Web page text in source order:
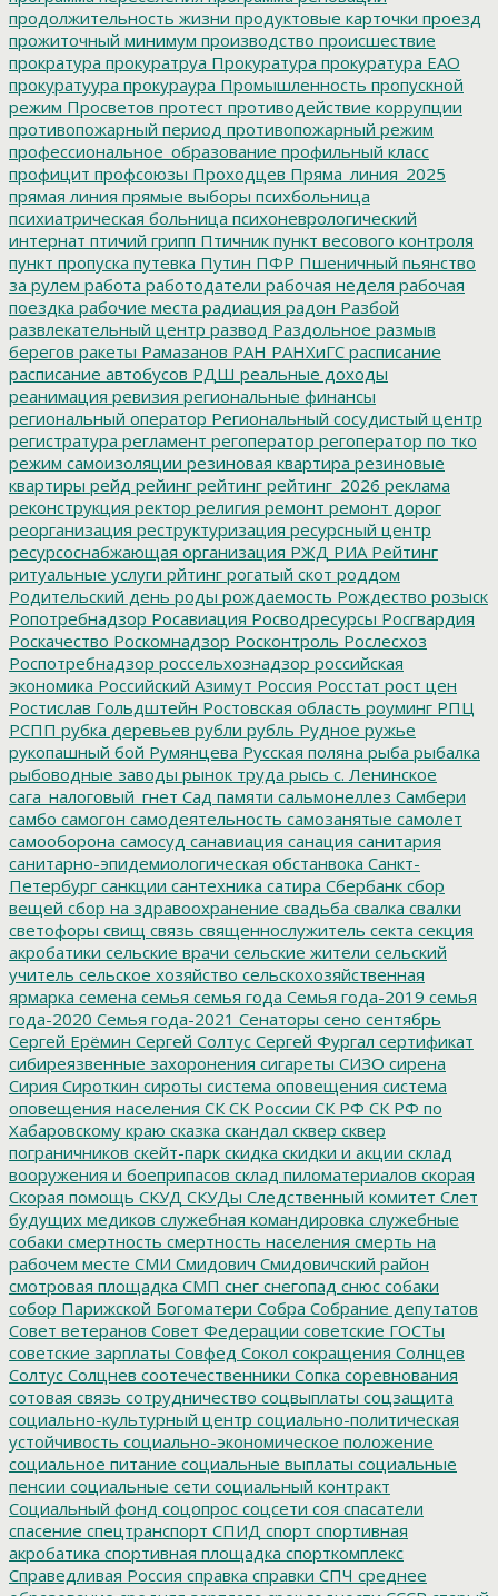
продолжительность жизни продуктовые карточки проезд
прожиточный минимум производство происшествие
прократура прокуратруа Прокуратура прокуратура ЕАО
прокуратуура прокураура Промышленность пропускной
режим Просветов протест противодействие коррупции
противопожарный период противопожарный режим
профессиональное_образование профильный класс
профицит профсоюзы Проходцев Пряма_линия_2025
прямая линия прямые выборы психбольница
психиатрическая больница психоневрологический
интернат птичий грипп Птичник пункт весового контроля
пункт пропуска путевка Путин ПФР Пшеничный пьянство
за рулем работа работодатели рабочая неделя рабочая
поездка рабочие места радиация радон Разбой
развлекательный центр развод Раздольное размыв
берегов ракеты Рамазанов РАН РАНХиГС расписание
расписание автобусов РДШ реальные доходы
реанимация ревизия региональные финансы
региональный оператор Региональный сосудистый центр
регистратура регламент регоператор регоператор по тко
режим самоизоляции резиновая квартира резиновые
квартиры рейд рейинг рейтинг рейтинг_2026 реклама
реконструкция ректор религия ремонт ремонт дорог
реорганизация реструктуризация ресурсный центр
ресурсоснабжающая организация РЖД РИА Рейтинг
ритуальные услуги рйтинг рогатый скот роддом
Родительский день роды рождаемость Рождество розыск
Ропотребнадзор Росавиация Росводресурсы Росгвардия
Роскачество Роскомнадзор Росконтроль Рослесхоз
Роспотребнадзор россельхознадзор российская
экономика Российский Азимут Россия Росстат рост цен
Ростислав Гольдштейн Ростовская область роуминг РПЦ
РСПП рубка деревьев рубли рубль Рудное ружье
рукопашный бой Румянцева Русская поляна рыба рыбалка
рыбоводные заводы рынок труда рысь с. Ленинское
сага_налоговый_гнет Сад памяти сальмонеллез Самбери
самбо самогон самодеятельность самозанятые самолет
самооборона самосуд санавиация санация санитария
санитарно-эпидемиологическая обстанвока Санкт-
Петербург санкции сантехника сатира Сбербанк сбор
вещей сбор на здравоохранение свадьба свалка свалки
светофоры свищ связь священнослужитель секта секция
акробатики сельские врачи сельские жители сельский
учитель сельское хозяйство сельскохозяйственная
ярмарка семена семья семья года Семья года-2019 семья
года-2020 Семья года-2021 Сенаторы сено сентябрь
Сергей Ерёмин Сергей Солтус Сергей Фургал сертификат
сибиреязвенные захоронения сигареты СИЗО сирена
Сирия Сироткин сироты система оповещения система
оповещения населения СК СК России СК РФ СК РФ по
Хабаровскому краю сказка скандал сквер сквер
пограничников скейт-парк скидка скидки и акции склад
вооружения и боеприпасов склад пиломатериалов скорая
Скорая помощь СКУД СКУДы Следственный комитет Слет
будущих медиков служебная командировка служебные
собаки смертность смертность населения смерть на
рабочем месте СМИ Смидович Смидовичский район
смотровая площадка СМП снег снегопад снюс собаки
собор Парижской Богоматери Собра Собрание депутатов
Совет ветеранов Совет Федерации советские ГОСТы
советские зарплаты Совфед Сокол сокращения Солнцев
Солтус Солцнев соотечественники Сопка соревнования
сотовая связь сотрудничество соцвыплаты соцзащита
социально-культурный центр социально-политическая
устойчивость социально-экономическое положение
социальное питание социальные выплаты социальные
пенсии социальные сети социальный контракт
Социальный фонд соцопрос соцсети соя спасатели
спасение спецтранспорт СПИД спорт спортивная
акробатика спортивная площадка спорткомплекс
Справедливая Россия справка справки СПЧ среднее